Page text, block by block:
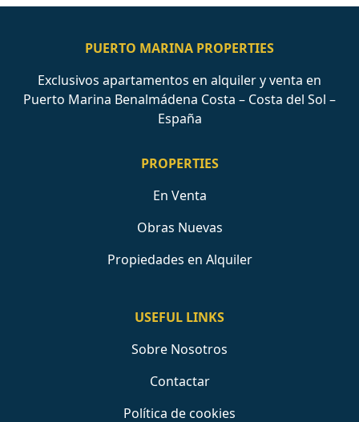
PUERTO MARINA PROPERTIES
Exclusivos apartamentos en alquiler y venta en
Puerto Marina Benalmádena Costa – Costa del Sol –
España
PROPERTIES
En Venta
Obras Nuevas
Propiedades en Alquiler
USEFUL LINKS
Sobre Nosotros
Contactar
Política de cookies